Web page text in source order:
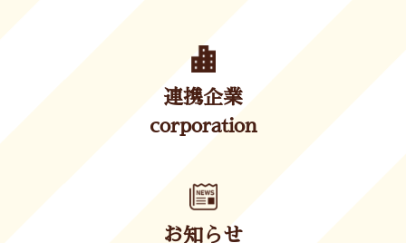
連携企業
corporation
お知らせ